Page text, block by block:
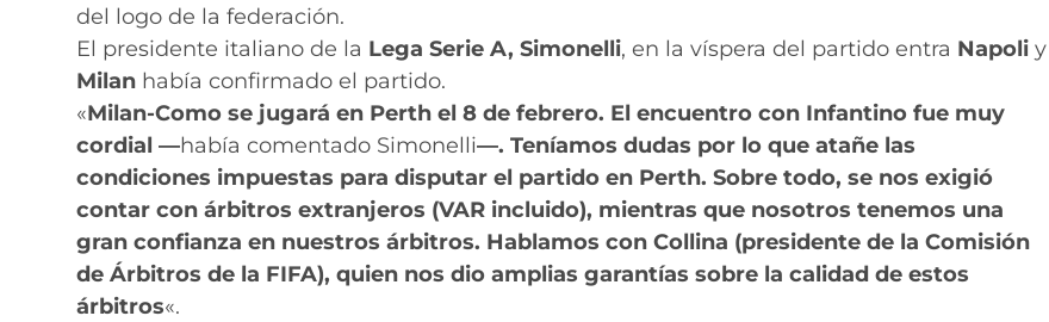
del logo de la federación.
El presidente italiano de la Lega Serie A, Simonelli, en la víspera del partido entra Napoliy
Milanhabía confirmado el partido.
«Milan-Como se jugará en Perth el 8 de febrero. El encuentro con Infantino fue muy
cordial —había comentado Simonelli—. Teníamos dudas por lo que atañe las
condiciones impuestas para disputar el partido en Perth. Sobre todo, se nos exigió
contar con árbitros extranjeros (VAR incluido), mientras que nosotros tenemos una
gran confianza en nuestros árbitros. Hablamos con Collina (presidente de la Comisión
de Árbitros de la FIFA), quien nos dio amplias garantías sobre la calidad de estos
árbitros«.